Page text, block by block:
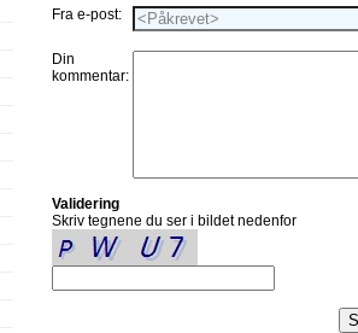
Fra e-post:
Din
kommentar:
Validering
Skriv tegnene du ser i bildet nedenfor